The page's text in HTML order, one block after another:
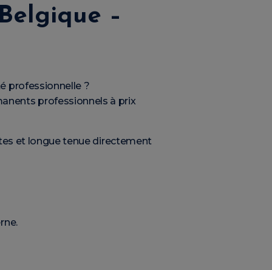
–
professionnelle ?
professionnels à prix
et longue tenue directement